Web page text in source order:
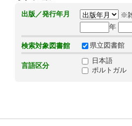
出版／発行年月
※
年
検索対象図書館 県立図書館
言語区分
日本語
ポルトガル